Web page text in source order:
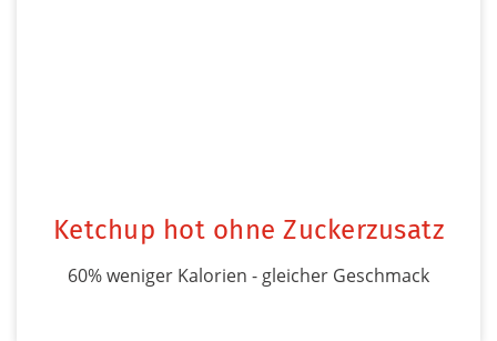
Ketchup hot ohne Zuckerzusatz
60% weniger Kalorien - gleicher Geschmack